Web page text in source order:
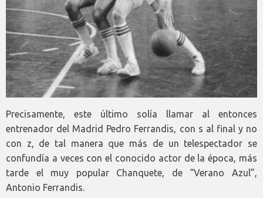
Precisamente, este último solía llamar al entonces
entrenador del Madrid Pedro Ferrandis, con s al final y no
con z, de tal manera que más de un telespectador se
confundía a veces con el conocido actor de la época, más
tarde el muy popular Chanquete, de “Verano Azul”,
Antonio Ferrandis.